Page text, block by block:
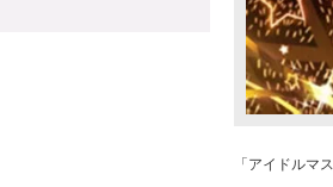
「アイドルマ